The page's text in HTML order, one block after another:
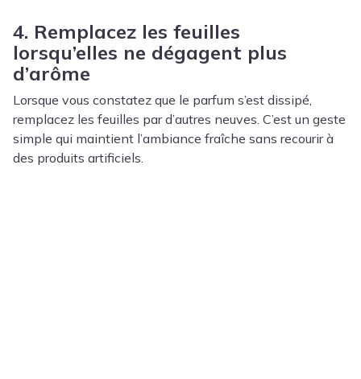
4. Remplacez les feuilles
lorsqu’elles ne dégagent plus
d’arôme
Lorsque vous constatez que le parfum s’est dissipé,
remplacez les feuilles par d’autres neuves. C’est un geste
simple qui maintient l’ambiance fraîche sans recourir à
des produits artificiels.